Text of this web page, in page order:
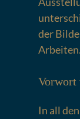
der
Arbeiten.
Vorwort
In all